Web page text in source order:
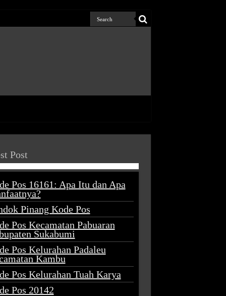
Post
Pos 16161: Apa Itu dan Apa
Pinang Kode Pos
Pos Kecamatan Pabuaran
Sukabumi
Pos Kelurahan Padaleu
Kambu
Pos Kelurahan Tuah Karya
Pos 20142